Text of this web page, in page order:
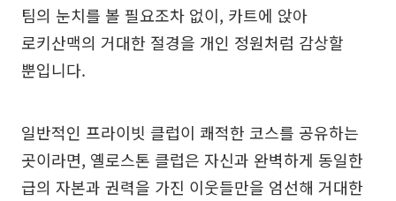
팀의 눈치를 볼 필요조차 없이, 카트에 앉아
로키산맥의 거대한 절경을 개인 정원처럼 감상할
뿐입니다.
일반적인 프라이빗 클럽이 쾌적한 코스를 공유하는
곳이라면, 옐로스톤 클럽은 자신과 완벽하게 동일한
급의 자본과 권력을 가진 이웃들만을 엄선해 거대한